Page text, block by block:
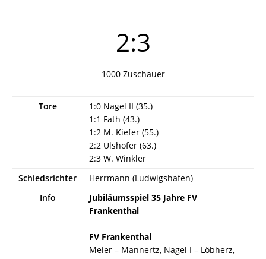
2:3
1000 Zuschauer
Tore
1:0 Nagel II (35.)
1:1 Fath (43.)
1:2 M. Kiefer (55.)
2:2 Ulshöfer (63.)
2:3 W. Winkler
Schiedsrichter
Herrmann (Ludwigshafen)
Info
Jubiläumsspiel 35 Jahre FV
Frankenthal
FV Frankenthal
Meier – Mannertz, Nagel I – Löbherz,